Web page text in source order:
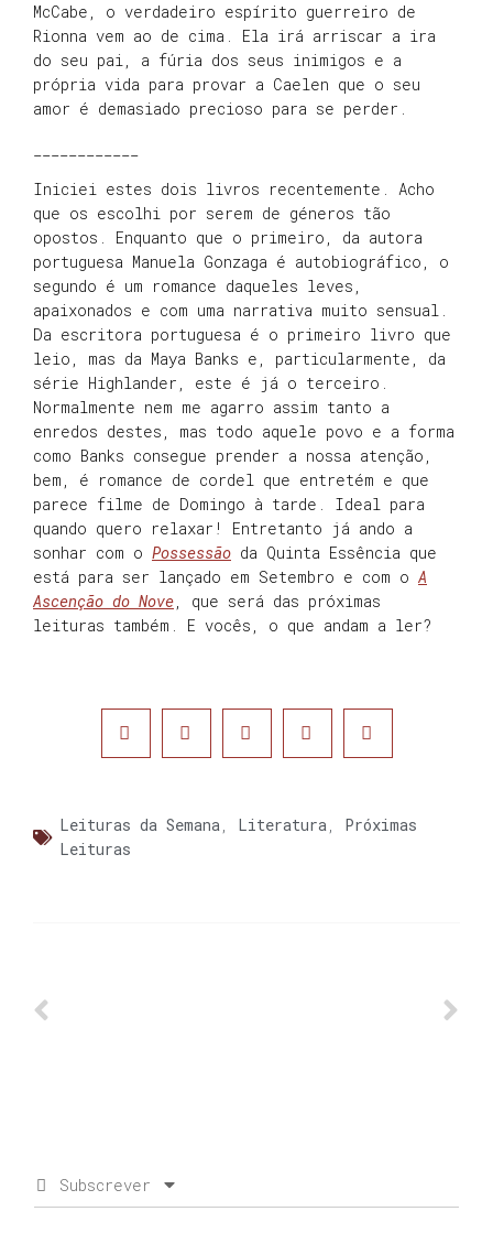
McCabe, o verdadeiro espírito guerreiro de
Rionna vem ao de cima. Ela irá arriscar a ira
do seu pai, a fúria dos seus inimigos e a
própria vida para provar a Caelen que o seu
amor é demasiado precioso para se perder.
Iniciei estes dois livros recentemente. Acho
que os escolhi por serem de géneros tão
opostos. Enquanto que o primeiro, da autora
portuguesa Manuela Gonzaga é autobiográfico, o
segundo é um romance daqueles leves,
apaixonados e com uma narrativa muito sensual.
Da escritora portuguesa é o primeiro livro que
leio, mas da Maya Banks e, particularmente, da
série Highlander, este é já o terceiro.
Normalmente nem me agarro assim tanto a
enredos destes, mas todo aquele povo e a forma
como Banks consegue prender a nossa atenção,
bem, é romance de cordel que entretém e que
parece filme de Domingo à tarde. Ideal para
quando quero relaxar! Entretanto já ando a
sonhar com o Possessão da Quinta Essência que
está para ser lançado em Setembro e com o A
Ascenção do Nove, que será das próximas
leituras também. E vocês, o que andam a ler?
Leituras da Semana, Literatura, Próximas
Leituras
Subscrever